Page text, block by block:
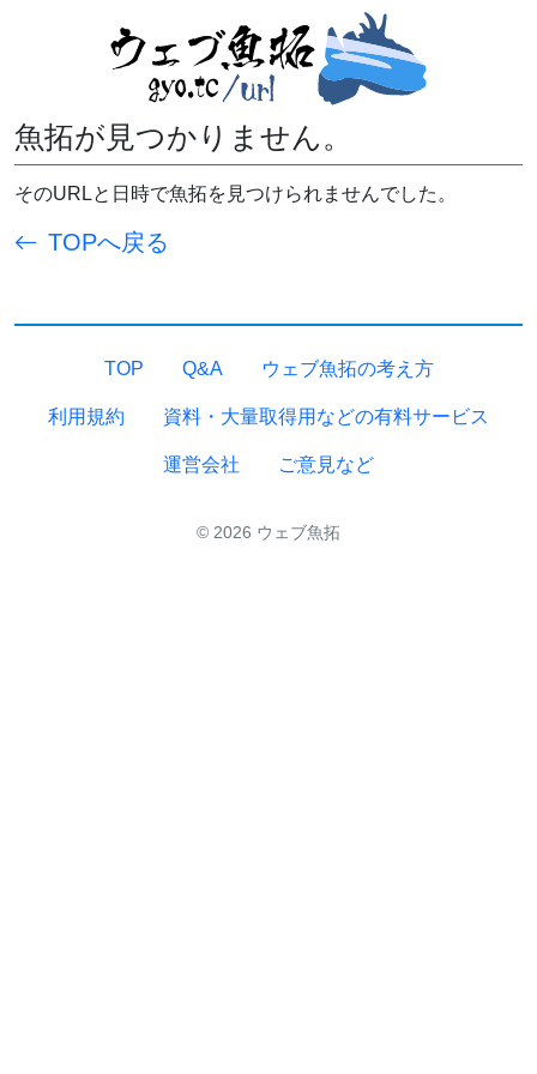
魚拓が見つかりません。
そのURLと日時で魚拓を見つけられませんでした。
TOPへ戻る
TOP Q&A ウェブ魚拓の考え方
利用規約 資料・大量取得用などの有料サービス
運営会社 ご意見など
© 2026 ウェブ魚拓